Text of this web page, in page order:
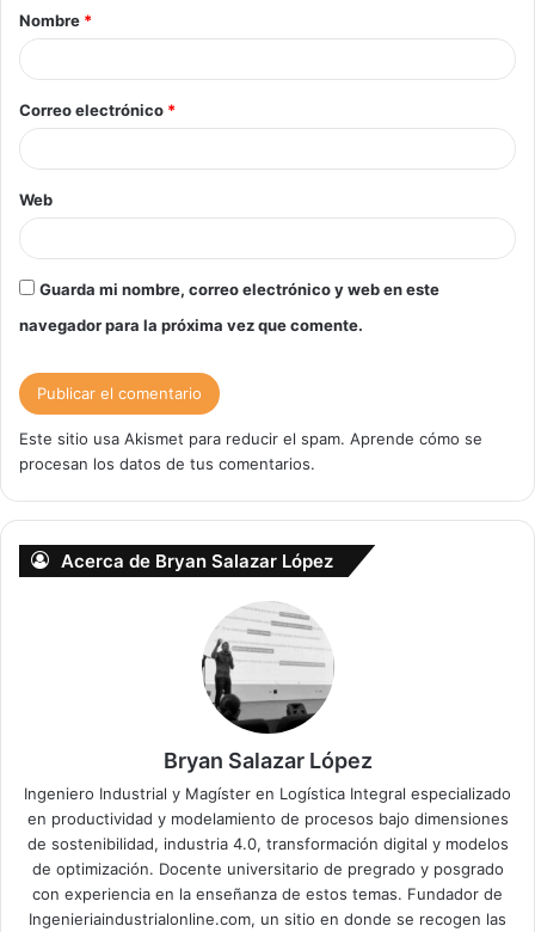
r
*
Nombre *
Correo electrónico *
Web
Guarda mi nombre, correo electrónico y web en este
navegador para la próxima vez que comente.
Este sitio usa Akismet para reducir el spam. Aprende cómo se
procesan los datos de tus comentarios.
Acerca de Bryan Salazar López
Bryan Salazar López
Ingeniero Industrial y Magíster en Logística Integral especializado
en productividad y modelamiento de procesos bajo dimensiones
de sostenibilidad, industria 4.0, transformación digital y modelos
de optimización. Docente universitario de pregrado y posgrado
con experiencia en la enseñanza de estos temas. Fundador de
Ingenieriaindustrialonline.com, un sitio en donde se recogen las